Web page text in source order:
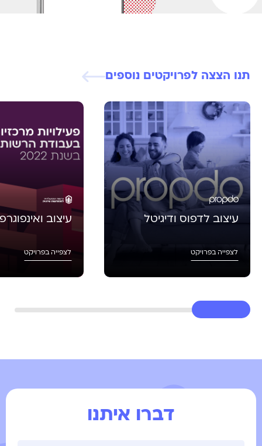
תנו הצצה לפרויקטים נוספים
עיצוב לדפוס ודיגיטל
לצפייה בפרויקט
עיצוב
לצפייה בפרויקט
דברו איתנו